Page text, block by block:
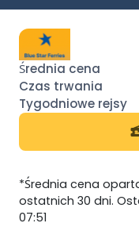
*Średnia cena
ostatnich 30 dni.
07:51